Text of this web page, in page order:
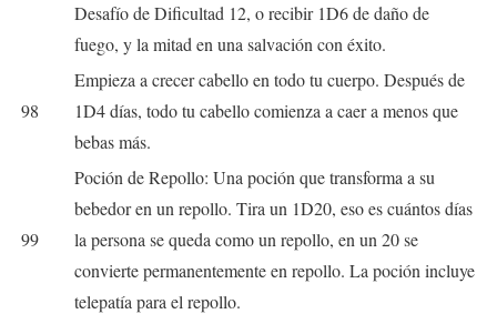
Desafío de Dificultad 12, o recibir 1D6 de daño de
fuego, y la mitad en una salvación con éxito.
98
Empieza a crecer cabello en todo tu cuerpo. Después de
1D4 días, todo tu cabello comienza a caer a menos que
bebas más.
99
Poción de Repollo: Una poción que transforma a su
bebedor en un repollo. Tira un 1D20, eso es cuántos días
la persona se queda como un repollo, en un 20 se
convierte permanentemente en repollo. La poción incluye
telepatía para el repollo.